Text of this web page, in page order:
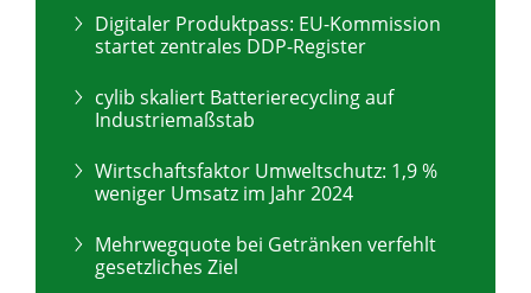
Digitaler Produktpass: EU-Kommission
startet zentrales DDP-Register
cylib skaliert Batterierecycling auf
Industriemaßstab
Wirtschaftsfaktor Umweltschutz: 1,9 %
weniger Umsatz im Jahr 2024
Mehrwegquote bei Getränken verfehlt
gesetzliches Ziel